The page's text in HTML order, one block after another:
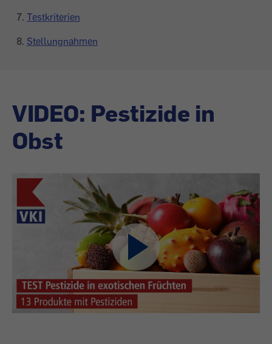
Testkriterien
Stellungnahmen
VIDEO: Pestizide in
Obst